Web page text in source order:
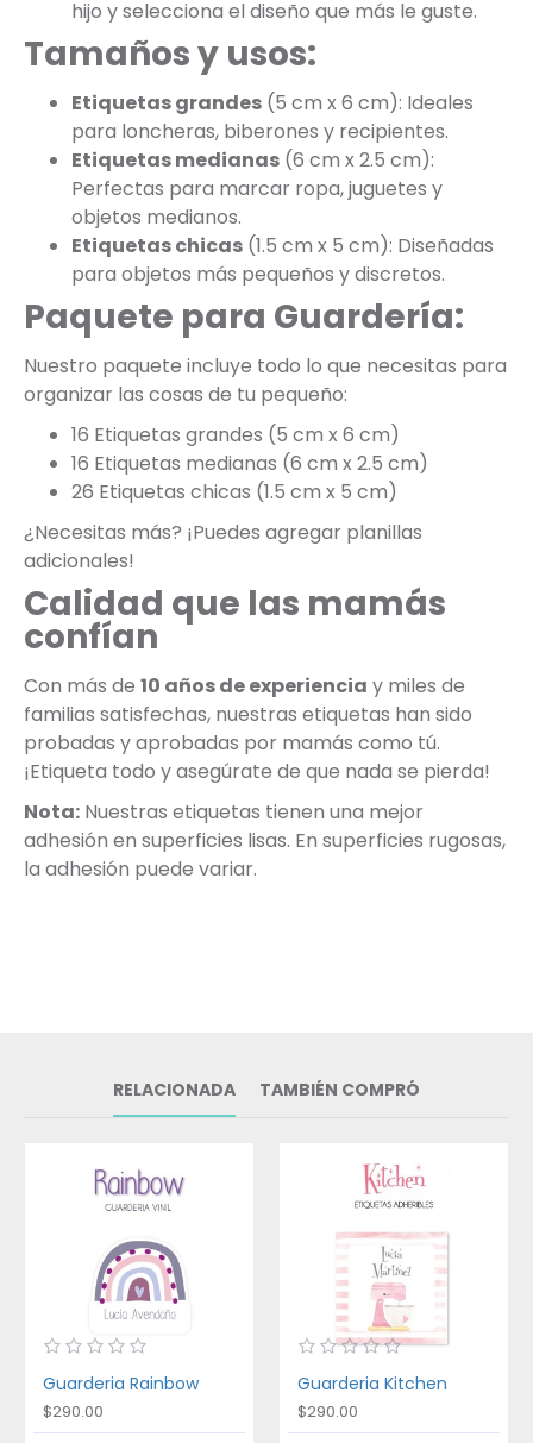
hijo y selecciona el diseño que más le guste.
Tamaños y usos:
Etiquetas grandes (5 cm x 6 cm): Ideales
para loncheras, biberones y recipientes.
Etiquetas medianas (6 cm x 2.5 cm):
Perfectas para marcar ropa, juguetes y
objetos medianos.
Etiquetas chicas (1.5 cm x 5 cm): Diseñadas
para objetos más pequeños y discretos.
Paquete para Guardería:
Nuestro paquete incluye todo lo que necesitas para
organizar las cosas de tu pequeño:
16 Etiquetas grandes (5 cm x 6 cm)
16 Etiquetas medianas (6 cm x 2.5 cm)
26 Etiquetas chicas (1.5 cm x 5 cm)
¿Necesitas más? ¡Puedes agregar planillas
adicionales!
Calidad que las mamás
confían
Con más de 10 años de experiencia y miles de
familias satisfechas, nuestras etiquetas han sido
probadas y aprobadas por mamás como tú.
¡Etiqueta todo y asegúrate de que nada se pierda!
Nota: Nuestras etiquetas tienen una mejor
adhesión en superficies lisas. En superficies rugosas,
la adhesión puede variar.
RELACIONADA TAMBIÉN COMPRÓ
Guarderia Rainbow
$290.00
Guarderia Kitchen
$290.00